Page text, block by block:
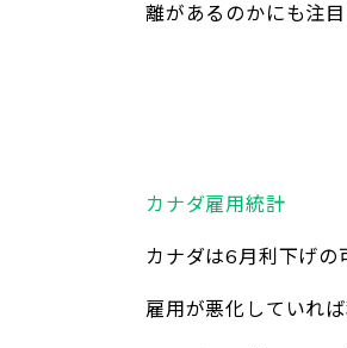
離があるのかにも注
カナダ雇用統計
カナダは6月利下げの
雇用が悪化していれ